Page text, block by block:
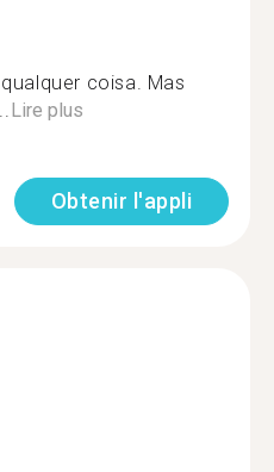
coisa. Mas
Lire plus
Obtenir l'appli